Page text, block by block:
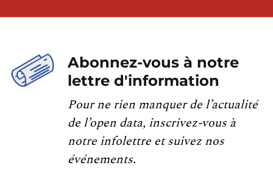
Abonnez-vous à notre
lettre d'information
Pour ne rien manquer de l’actualité
de l’open data, inscrivez-vous à
notre infolettre et suivez nos
événements.